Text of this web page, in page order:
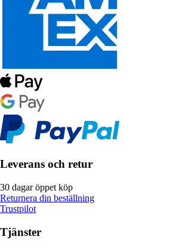
Leverans och retur
30 dagar öppet köp
Returnera din beställning
Trustpilot
Tjänster